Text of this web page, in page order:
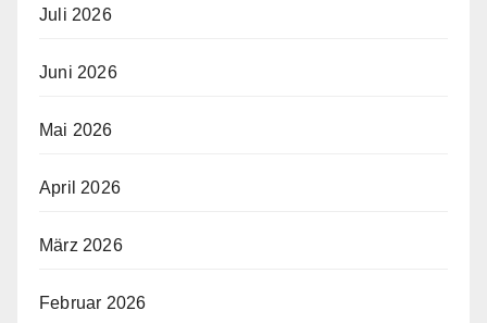
Juli 2026
Juni 2026
Mai 2026
April 2026
März 2026
Februar 2026